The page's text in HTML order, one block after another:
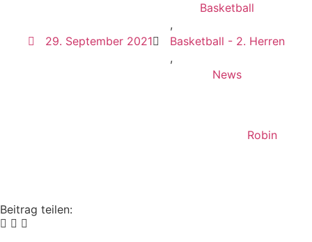
29. September 2021
Basketball
,
Basketball - 2. Herren
,
News
Robin
Beitrag teilen: